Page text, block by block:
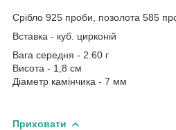
Срібло 925 проби, позолота 585
Вставка - куб. цирконій
Вага середня - 2.60 г
Висота - 1,8 см
Діаметр камінчика - 7 мм
Приховати